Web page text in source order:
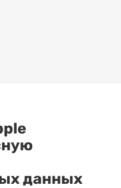
данных